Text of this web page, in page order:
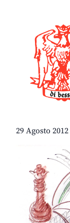
29 Agosto 2012